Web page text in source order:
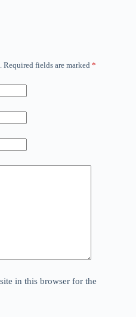
Required fields are marked *
in this browser for the